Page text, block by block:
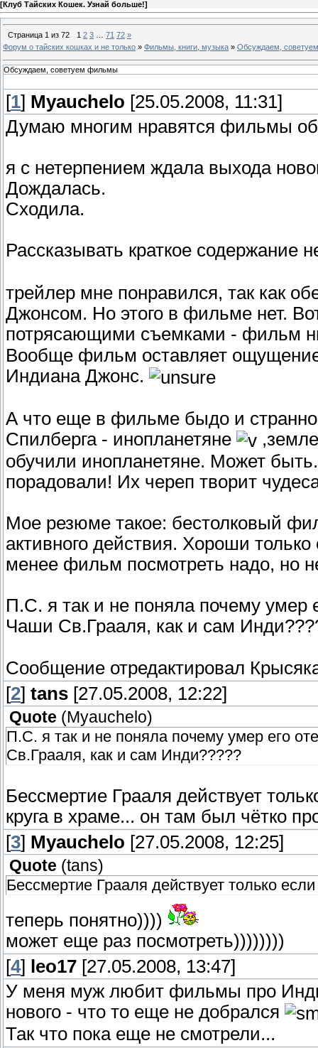
[Клуб Тайских Кошек. Узнай больше!]
Страница 1 из 72 1 2 3 71 72 »
Форум о тайских кошках и не только » Фильмы, книги, музыка » Обсуждаем,
Обсуждаем, советуем фильмы
[1] Myauchelo [25.05.2008, 11:31]
Думаю многим нравятся фильмы
я с нетерпением ждала выхода
Дождалась.
Сходила.
Рассказывать краткое содержание
трейлер мне понравился, так как
Джонсом. Но этого в фильме нет.
потрясающими съемками - фильм
Вообще фильм оставляет
Индиана Джонс.
А что еще в фильме быдо и
Спилберга - инопланетяне
обучили инопланетяне. Может
порадовали! Их череп творит
Мое резюме такое: бестолковый
активного действия. Хороши
менее фильм посмотреть надо, но
П.С. я так и не поняла почему умер
Чаши Св.Грааля, как и сам
Сообщение отредактировал
[2] tans [27.05.2008, 12:22]
Quote (Myauchelo)
П.С. я так и не поняла почему умер его
Св.Грааля, как и сам Инди?????
Бессмертие Грааля действует
круга в храме... он там был чётко
[3] Myauchelo [27.05.2008, 12:25]
Quote (tans)
Бессмертие Грааля действует только
теперь понятно))))
может еще раз посмотреть))))))))
[4] leo17 [27.05.2008, 13:47]
У меня муж любит фильмы про
нового - что то еще не добрался
Так что пока еще не смотрели...